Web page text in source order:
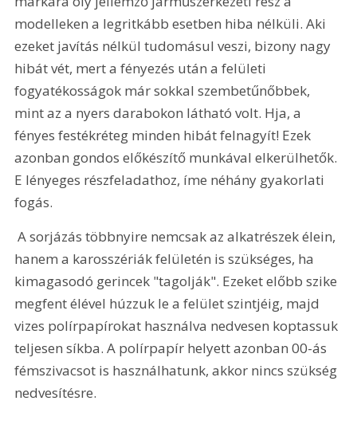
modelleken a legritkább esetben hiba nélküli. Aki
ezeket javítás nélkül tudomásul veszi, bizony nagy
hibát vét, mert a fényezés után a felületi
fogyatékosságok már sokkal szembetűnőbbek,
mint az a nyers darabokon látható volt. Hja, a
fényes festékréteg minden hibát felnagyít! Ezek
azonban gondos előkészítő munkával elkerülhetők.
E lényeges részfeladathoz, íme néhány gyakorlati
fogás.
A sorjázás többnyire nemcsak az alkatrészek élein,
hanem a karosszériák felületén is szükséges, ha
kimagasodó gerincek "tagolják". Ezeket előbb szike
megfent élével húzzuk le a felület szintjéig, majd
vizes polírpapírokat használva nedvesen koptassuk
teljesen síkba. A polírpapír helyett azonban 00-ás
fémszivacsot is használhatunk, akkor nincs szükség
nedvesítésre.